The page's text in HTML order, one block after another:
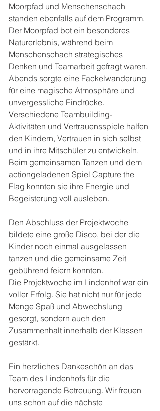
Moorpfad und Menschenschach
standen ebenfalls auf dem Programm.
Der Moorpfad bot ein besonderes
Naturerlebnis, während beim
Menschenschach strategisches
Denken und Teamarbeit gefragt waren.
Abends sorgte eine Fackelwanderung
für eine magische Atmosphäre und
unvergessliche Eindrücke.
Verschiedene Teambuilding-
Aktivitäten und Vertrauensspiele halfen
den Kindern, Vertrauen in sich selbst
und in ihre Mitschüler zu entwickeln.
Beim gemeinsamen Tanzen und dem
actiongeladenen Spiel Capture the
Flag konnten sie ihre Energie und
Begeisterung voll ausleben.
Den Abschluss der Projektwoche
bildete eine große Disco, bei der die
Kinder noch einmal ausgelassen
tanzen und die gemeinsame Zeit
gebührend feiern konnten.
Die Projektwoche im Lindenhof war ein
voller Erfolg. Sie hat nicht nur für jede
Menge Spaß und Abwechslung
gesorgt, sondern auch den
Zusammenhalt innerhalb der Klassen
gestärkt.
Ein herzliches Dankeschön an das
Team des Lindenhofs für die
hervorragende Betreuung. Wir freuen
uns schon auf die nächste